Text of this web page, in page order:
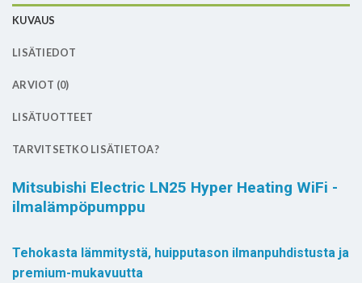
KUVAUS
LISÄTIEDOT
ARVIOT (0)
LISÄTUOTTEET
TARVITSETKO LISÄTIETOA?
Mitsubishi Electric LN25 Hyper Heating WiFi -
ilmalämpöpumppu
Tehokasta lämmitystä, huipputason ilmanpuhdistusta ja
premium-mukavuutta